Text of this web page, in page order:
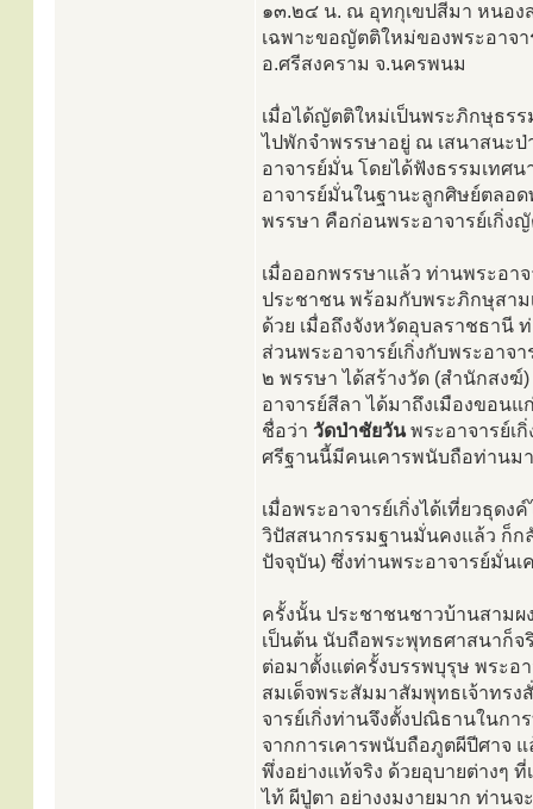
๑๓.๒๔ น. ณ อุทกุเขปสีมา หนอง
เฉพาะขอญัตติใหม่ของพระอาจา
อ.ศรีสงคราม จ.นครพนม
เมื่อได้ญัตติใหม่เป็นพระภิกษุธร
ไปพักจำพรรษาอยู่ ณ เสนาสนะ
อาจารย์มั่น โดยได้ฟังธรรมเทศ
อาจารย์มั่นในฐานะลูกศิษย์ตลอ
พรรษา คือก่อนพระอาจารย์เกิ่ง
เมื่อออกพรรษาแล้ว ท่านพระอา
ประชาชน พร้อมกับพระภิกษุสาม
ด้วย เมื่อถึงจังหวัดอุบลราชธานี
ส่วนพระอาจารย์เกิ่งกับพระอาจ
๒ พรรษา ได้สร้างวัด (สำนักสง
อาจารย์สีลา ได้มาถึงเมืองขอน
ชื่อว่า วัดป่าชัยวันพระอาจารย์เ
ศรีฐานนี้มีคนเคารพนับถือท่านม
เมื่อพระอาจารย์เกิ่งได้เที่ยวธุด
วิปัสสนากรรมฐานมั่นคงแล้ว ก็ก
ปัจจุบัน) ซึ่งท่านพระอาจารย์มั่น
ครั้งนั้น ประชาชนชาวบ้านสามผ
เป็นต้น นับถือพระพุทธศาสนาก็จ
ต่อมาตั้งแต่ครั้งบรรพบุรุษ พระอา
สมเด็จพระสัมมาสัมพุทธเจ้าทรง
จารย์เกิ่งท่านจึงตั้งปณิธานในก
จากการเคารพนับถือภูตผีปีศาจ
พึ่งอย่างแท้จริง ด้วยอุบายต่างๆ
ไท้ ผีปู่ตา อย่างงมงายมาก ท่าน